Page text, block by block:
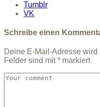
Tumblr
VK
Schreibe einen
Deine E-Mail-Adresse wird
Felder sind mit* markiert